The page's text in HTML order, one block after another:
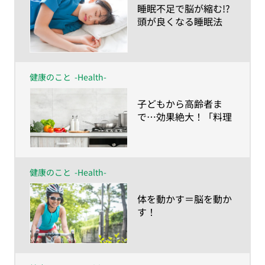
​睡眠不足で脳が縮む!?
頭が良くなる睡眠法
健康のこと -Health-
​子どもから高齢者ま
で…効果絶大！「料理
健康のこと -Health-
​体を動かす＝脳を動か
す！